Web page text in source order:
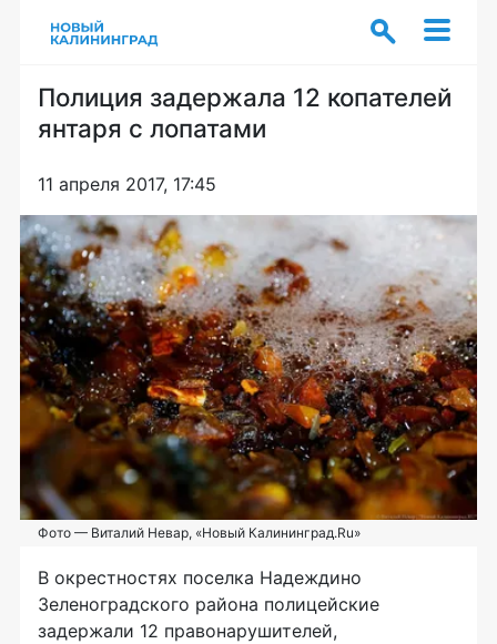
Полиция задержала 12 копателей
янтаря с лопатами
11 апреля 2017, 17:45
Фото — Виталий Невар, «Новый Калининград.Ru»
В окрестностях поселка Надеждино
Зеленоградского района полицейские
задержали 12 правонарушителей,